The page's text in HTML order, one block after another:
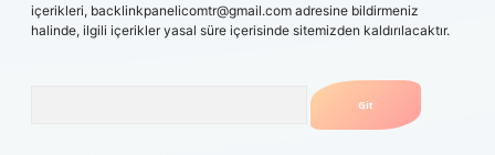
içerikleri, backlinkpanelicomtr@gmail.com adresine bildirmeniz
halinde, ilgili içerikler yasal süre içerisinde sitemizden kaldırılacaktır.